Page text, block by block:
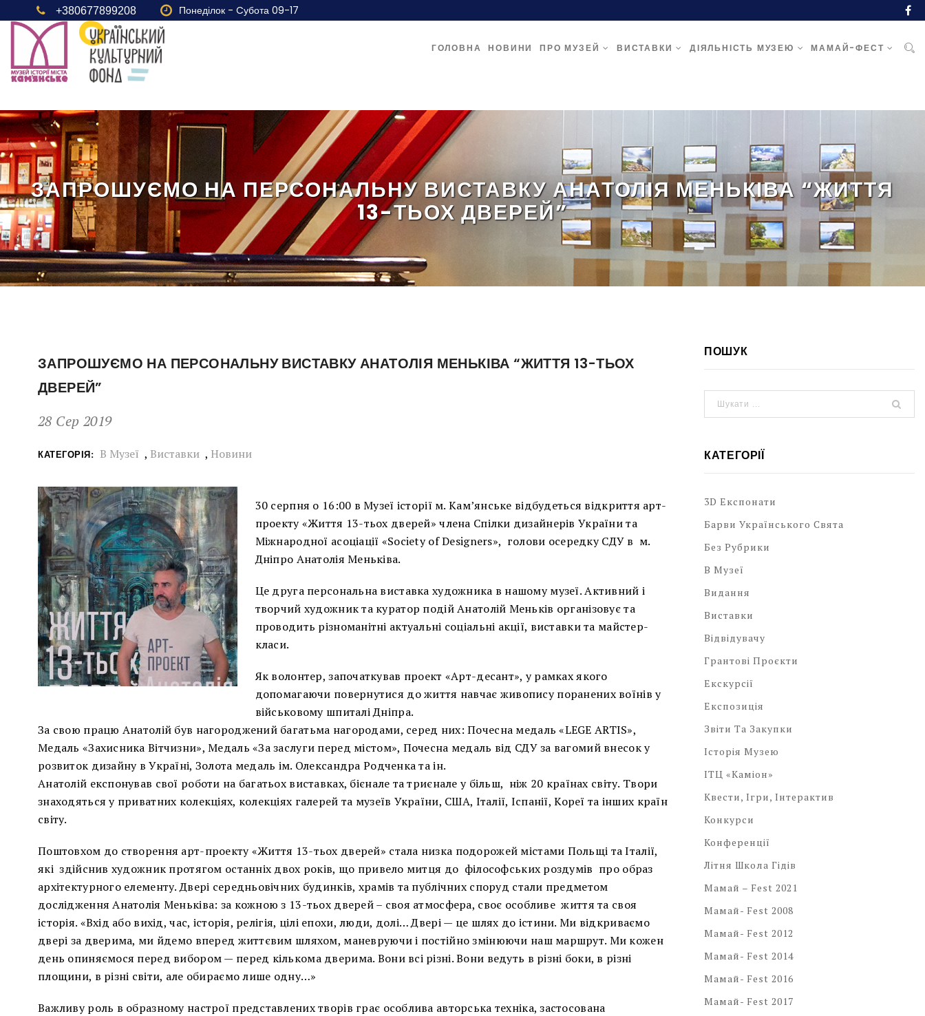
+380677899208 Понеділок - Cубота 09-17
ГОЛОВНА НОВИНИ ПРО МУЗЕЙ ВИСТАВКИ ДІЯЛЬНІСТЬ МУЗЕЮ МАМАЙ-ФЕСТ
ЗАПРОШУЄМО НА ПЕРСОНАЛЬНУ ВИСТАВКУ АНАТОЛІЯ МЕНЬКІВА “ЖИТТЯ
13-ТЬОХ ДВЕРЕЙ”
ЗАПРОШУЄМО НА ПЕРСОНАЛЬНУ ВИСТАВКУ АНАТОЛІЯ МЕНЬКІВА “ЖИТТЯ 13-ТЬОХ
ДВЕРЕЙ”
28 Сер 2019
КАТЕГОРІЯ: В Музеї , Виставки , Новини
30 серпня о 16:00 в Музеї історії м. Кам’янське відбудеться відкриття арт-
проекту «Життя 13-тьох дверей» члена Спілки дизайнерів України та
Міжнародної асоціації «Society of Designers», голови осередку СДУ в м.
Дніпро Анатолія Меньківа.
Це друга персональна виставка художника в нашому музеї. Активний і
творчий художник та куратор подій Анатолій Меньків організовує та
проводить різноманітні актуальні соціальні акції, виставки та майстер-
класи.
Як волонтер, започаткував проект «Арт-десант», у рамках якого
допомагаючи повернутися до життя навчає живопису поранених воїнів у
військовому шпиталі Дніпра.
За свою працю Анатолій був нагороджений багатьма нагородами, серед них: Почесна медаль «LEGE ARTIS»,
Медаль «Захисника Вітчизни», Медаль «За заслуги перед містом», Почесна медаль від СДУ за вагомий внесок у
розвиток дизайну в Україні, Золота медаль ім. Олександра Родченка та ін.
Анатолій експонував свої роботи на багатьох виставках, бієнале та триєнале у більш, ніж 20 країнах світу. Твори
знаходяться у приватних колекціях, колекціях галерей та музеїв України, США, Італії, Іспанії, Кореї та інших країн
світу.
Поштовхом до створення арт-проекту «Життя 13-тьох дверей» стала низка подорожей містами Польщі та Італії,
які здійснив художник протягом останніх двох років, що привело митця до філософських роздумів про образ
архітектурного елементу. Двері середньовічних будинків, храмів та публічних споруд стали предметом
дослідження Анатолія Меньківа: за кожною з 13-тьох дверей – своя атмосфера, своє особливе життя та своя
історія. «Вхід або вихід, час, історія, релігія, цілі епохи, люди, долі… Двері — це шлях до істини. Ми відкриваємо
двері за дверима, ми йдемо вперед життєвим шляхом, маневруючи і постійно змінюючи наш маршрут. Ми кожен
день опиняємося перед вибором — перед кількома дверима. Вони всі різні. Вони ведуть в різні боки, в різні
площини, в різні світи, але обираємо лише одну…»
Важливу роль в образному настрої представлених творів грає особлива авторська техніка, застосована
ПОШУК
КАТЕГОРІЇ
3D Експонати
Барви Українського Свята
Без Рубрики
В Музеї
Видання
Виставки
Відвідувачу
Грантові Проєкти
Екскурсії
Експозиція
Звіти Та Закупки
Історія Музею
ІТЦ «Каміон»
Квести, Ігри, Інтерактив
Конкурси
Конференції
Літня Школа Гідів
Мамай – Fest 2021
Мамай- Fest 2008
Мамай- Fest 2012
Мамай- Fest 2014
Мамай- Fest 2016
Мамай- Fest 2017